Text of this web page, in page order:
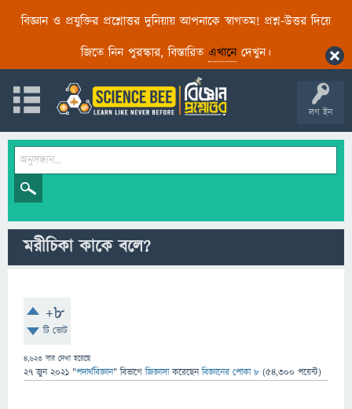
বিজ্ঞান ও প্রযুক্তির প্রশ্নোত্তর দুনিয়ায় আপনাকে স্বাগতম! প্রশ্ন-উত্তর দিয়ে
জিতে নিন পুরস্কার, বিস্তারিত এখানেদেখুন।
লগ ইন
মরীচিকা কাকে বলে?
+8
টি ভোট
4,623 বার দেখা হয়েছে
27 জুন 2021 "পদার্থবিজ্ঞান" বিভাগে জিজ্ঞাসাকরেছেনবিজ্ঞানের পোকা ৮ (54,300 পয়েন্ট)